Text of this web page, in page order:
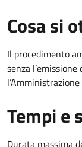
Cosa si
Il procedimento
senza
Tempi e
Durata massima